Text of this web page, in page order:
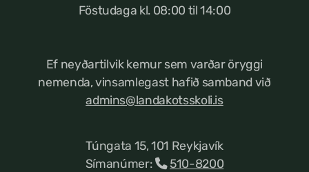
Föstudaga kl. 08:00 til 14:00
Ef neyðartilvik kemur sem varðar öryggi
nemenda, vinsamlegast hafið samband við
admins@landakotsskoli.is
Túngata 15, 101 Reykjavík
Símanúmer:
510-8200